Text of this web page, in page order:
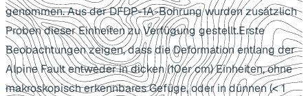
genommen. Aus der DFDP-1A-Bohrung wurden zusätzlich
Proben dieser Einheiten zu Verfügung gestellt.Erste
Beobachtungen zeigen, dass die Deformation entlang der
Alpine Fault entweder in dicken (10er cm) Einheiten, ohne
makroskopisch erkennbares Gefüge, oder in dünnen (< 1